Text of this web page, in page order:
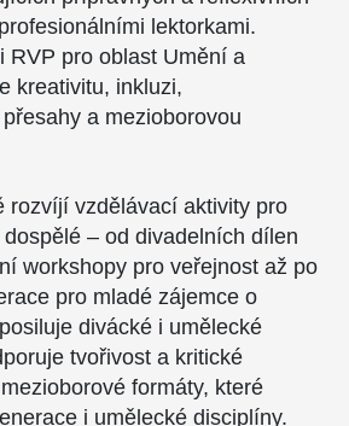
lektorkami.
RVP pro oblast Umění a
kreativitu, inkluzi,
a mezioborovou
rozvíjí vzdělávací aktivity pro
– od divadelních dílen
workshopy pro veřejnost až po
pro mladé zájemce o
divácké i umělecké
tvořivost a kritické
formáty, které
i umělecké disciplíny.